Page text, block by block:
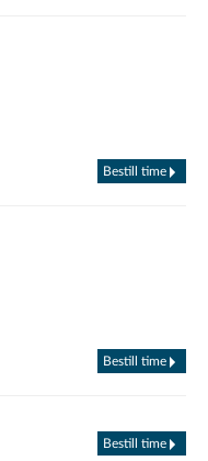
Bestill time
Bestill time
Bestill time